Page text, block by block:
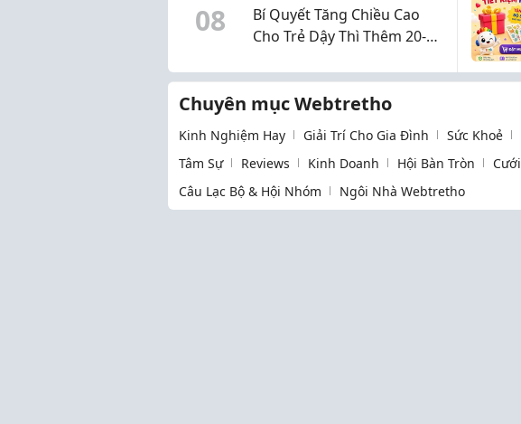
08
Bí Quyết Tăng Chiều Cao
Cho Trẻ Dậy Thì Thêm 20-
Chuyên mục Webtretho
Kinh Nghiệm Hay Giải Trí Cho Gia Đình Sức Khoẻ
Tâm Sự
Reviews Kinh Doanh Hội Bàn Tròn Cưới
Câu Lạc Bộ & Hội Nhóm
Ngôi Nhà Webtretho